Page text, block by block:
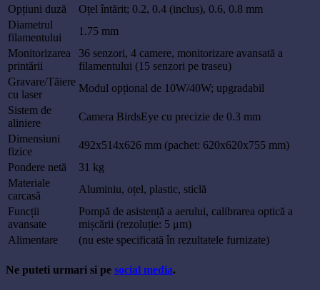
Opțiuni duză
Oțel întărit; 0.2, 0.4 (inclus), 0.6, 0.8 mm
Diametrul
filamentului
1.75 mm
Monitorizarea
printării
36 senzori, 4 camere, monitorizare avansată a
filamentului (15 senzori pe traseu)
Gravare/Tăiere
cu laser
Modul opțional de 10W/40W; upgradabil
Sistem de
aliniere
Camera BirdsEye cu precizie de 0.3 mm
Dimensiuni
fizice
492x514x626 mm (pachet: 620x620x755 mm)
Pondere netă
31 kg
Materiale
carcasă
Aluminiu, oțel, plastic, sticlă
Funcții
avansate
Pompă de asistență a aerului, calibrarea optică a
mișcării (rezoluție: 5 μm)
Alimentare
(nu este specificată în rezultatele furnizate)
Ne puteti urmari si pe social media.